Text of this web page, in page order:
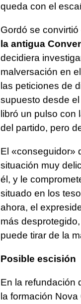
queda con el
Gordó se convirtió
la antigua
decidiera
malversación en
las peticiones de
supuesto desde
libró un pulso con
del partido, pero
El «conseguidor»
situación muy
él, y le
situado en los
ahora, el
más
puede tirar de la
Posible escisión
En la refundación
la formación